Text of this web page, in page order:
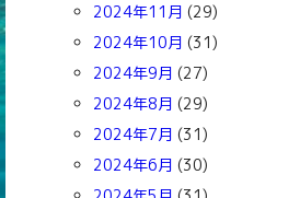
2024年11月 (29)
2024年10月 (31)
2024年9月 (27)
2024年8月 (29)
2024年7月 (31)
2024年6月 (30)